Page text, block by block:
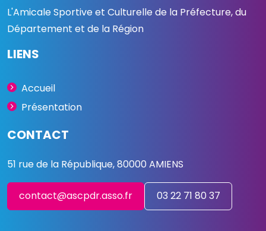
L'Amicale Sportive et Culturelle de la Préfecture, du
Département et de la Région
LIENS
Accueil
Présentation
CONTACT
51 rue de la République, 80000 AMIENS
contact@ascpdr.asso.fr 03 22 71 80 37